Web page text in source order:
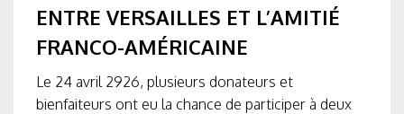
ENTRE VERSAILLES ET L’AMITIÉ
FRANCO-AMÉRICAINE
Le 24 avril 2926, plusieurs donateurs et
bienfaiteurs ont eu la chance de participer à deux